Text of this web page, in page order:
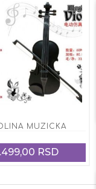
MUZICKA
RSD